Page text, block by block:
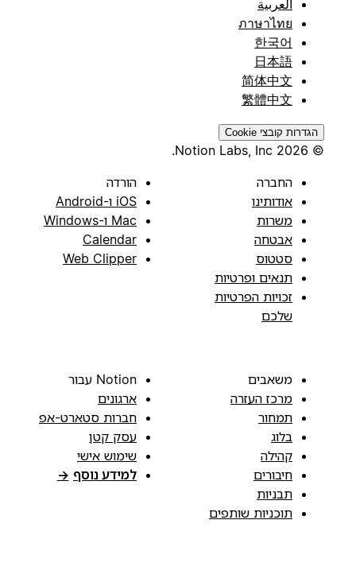
العربية
ภาษาไทย
한국어
日本語
简体中文
繁體中文
הגדרות קובצי Cookie
החברה
אודותינו
משרות
אבטחה
סטטוס
תנאים ופרטיות
זכויות הפרטיות
שלכם
הורדה
iOS ו-Android
Mac ו-Windows
Calendar
Web Clipper
משאבים
מרכז העזרה
תמחור
בלוג
קהילה
חיבורים
תבניות
תוכניות שותפים
Notion עבור
ארגונים
חברות סטארט-אפ
עסק קטן
שימוש אישי
למידע נוסף →